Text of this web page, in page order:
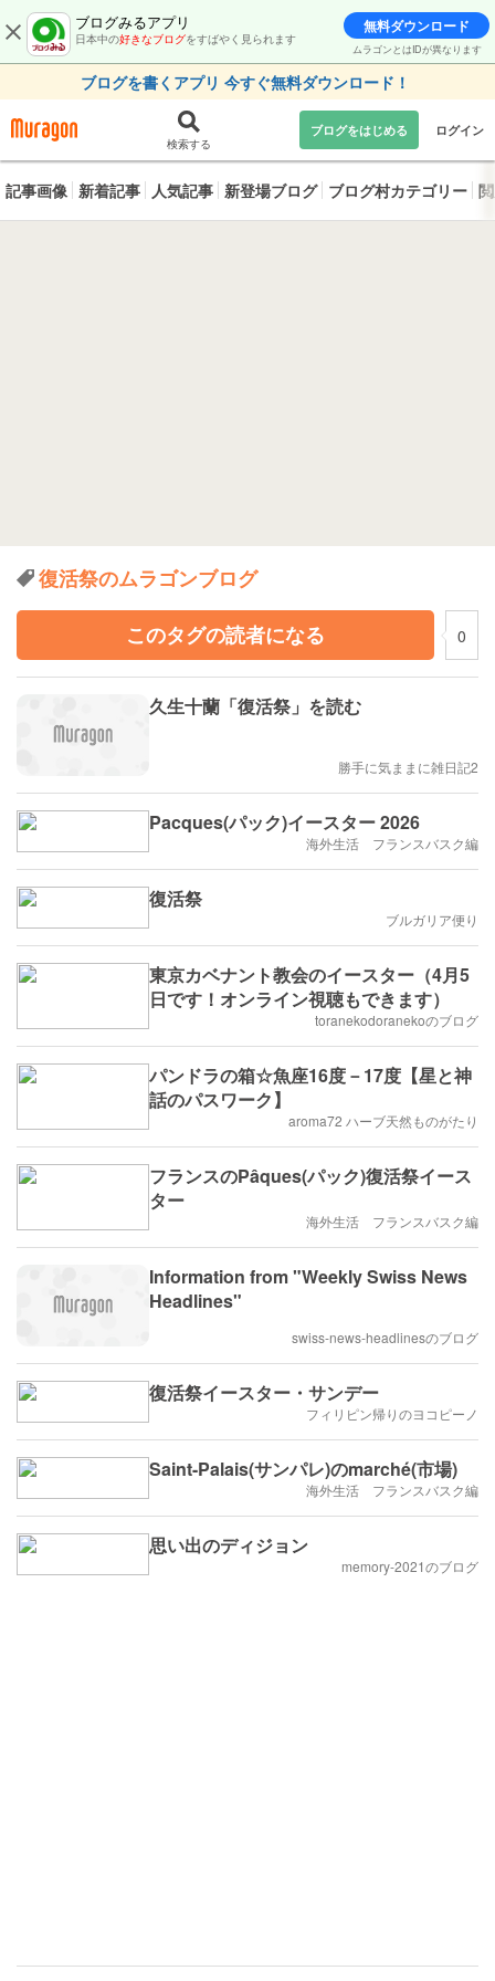
ブログみるアプリ
日本中の好きなブログをすばやく見られます
無料ダウンロード
ムラゴンとはIDが異なります
ブログを書くアプリ 今すぐ無料ダウンロード！
検索する
ブログをはじめる ログイン
記事画像 新着記事 人気記事 新登場ブログ ブログ村カテゴリー
復活祭のムラゴンブログ
このタグの読者になる
0
久生十蘭「復活祭」を読む
勝手に気ままに雑日記2
Pacques(パック)イースター 2026
海外生活 フランスバスク編
復活祭
ブルガリア便り
東京カベナント教会のイースター（4月5
日です！オンライン視聴もできます）
toranekodoranekoのブログ
パンドラの箱☆魚座16度－17度【星と神
話のパスワーク】
aroma72 ハーブ天然ものがたり
フランスのPâques(パック)復活祭イース
ター
海外生活 フランスバスク編
Information from "Weekly Swiss News
Headlines"
swiss-news-headlinesのブログ
復活祭イースター・サンデー
フィリピン帰りのヨコピーノ
Saint-Palais(サンパレ)のmarché(市場)
海外生活 フランスバスク編
思い出のディジョン
memory-2021のブログ